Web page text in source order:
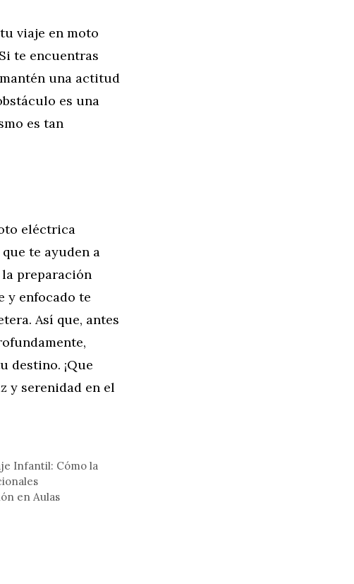
viaje en moto
te encuentras
una actitud
es una
es tan
eléctrica
te ayuden a
preparación
y enfocado te
Así que, antes
destino. ¡Que
y serenidad en el
Infantil: Cómo la
en Aulas